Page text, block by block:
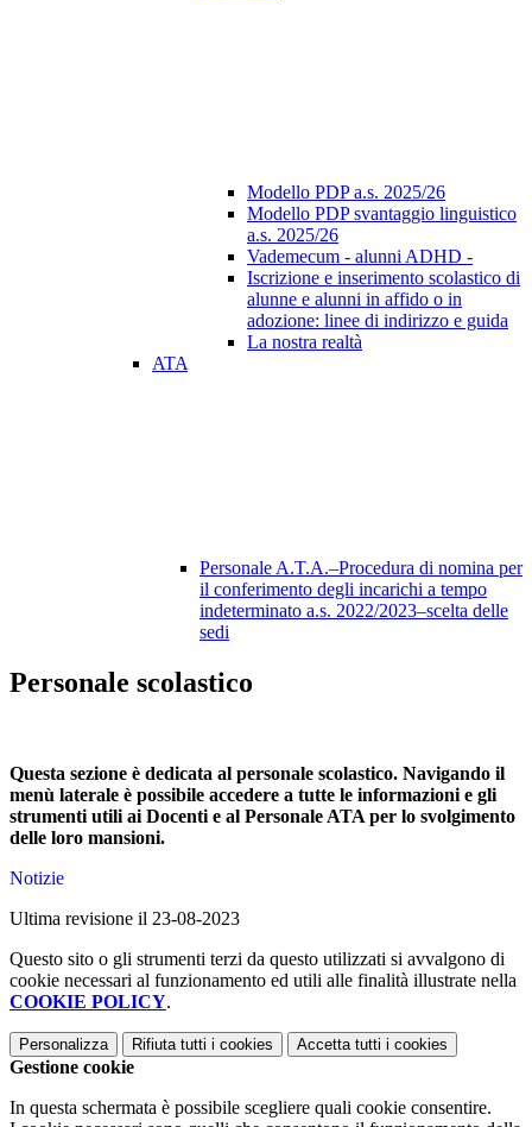
Modello PDP a.s. 2025/26
Modello PDP svantaggio linguistico
a.s. 2025/26
Vademecum - alunni ADHD -
Iscrizione e inserimento scolastico di
alunne e alunni in affido o in
adozione: linee di indirizzo e guida
La nostra realtà
ATA
Personale A.T.A.–Procedura di nomina per
il conferimento degli incarichi a tempo
indeterminato a.s. 2022/2023–scelta delle
sedi
Personale scolastico
Questa sezione è dedicata al personale scolastico. Navigando il
menù laterale è possibile accedere a tutte le informazioni e gli
strumenti utili ai Docenti e al Personale ATA per lo svolgimento
delle loro mansioni.
Notizie
Ultima revisione il 23-08-2023
Questo sito o gli strumenti terzi da questo utilizzati si avvalgono di
cookie necessari al funzionamento ed utili alle finalità illustrate nella
COOKIE POLICY.
Personalizza Rifiuta tutti i cookies Accetta tutti i cookies
Gestione cookie
In questa schermata è possibile scegliere quali cookie consentire.